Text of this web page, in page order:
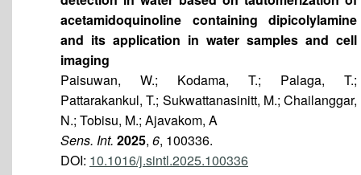
acetamidoquinoline containing dipicolylamine
and its application in water samples and cell
imaging
Paisuwan, W.; Kodama, T.; Palaga, T.;
Pattarakankul, T.; Sukwattanasinitt, M.; Chailanggar,
N.; Tobisu, M.; Ajavakom, A
Sens. Int. 2025, 6, 100336.
DOI: 10.1016/j.sintl.2025.100336